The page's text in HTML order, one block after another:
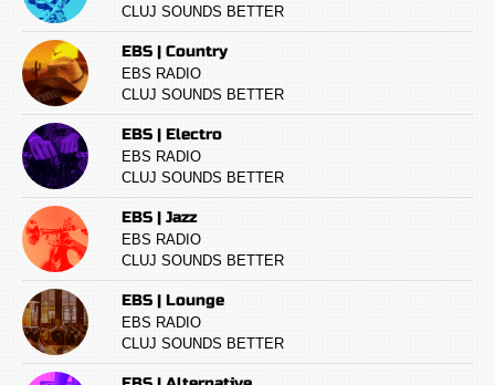
CLUJ SOUNDS BETTER
EBS | Country
EBS RADIO
CLUJ SOUNDS BETTER
EBS | Electro
EBS RADIO
CLUJ SOUNDS BETTER
EBS | Jazz
EBS RADIO
CLUJ SOUNDS BETTER
EBS | Lounge
EBS RADIO
CLUJ SOUNDS BETTER